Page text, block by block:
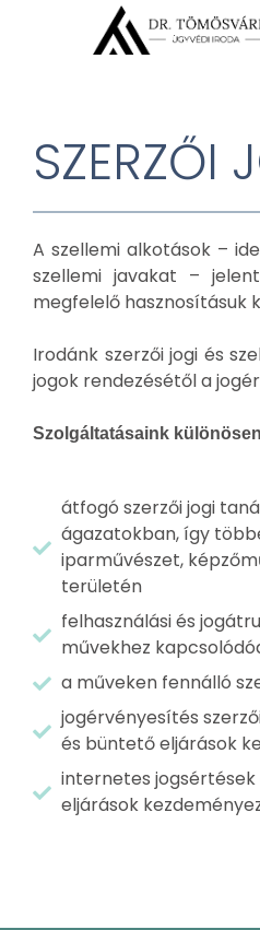
SZERZŐI
A szellemi alkotások –
szellemi javakat –
megfelelő hasznosításuk
Irodánk szerzői jogi és
jogok rendezésétől a
Szolgáltatásaink
átfogó szerzői jogi
ágazatokban, így
iparművészet,
területén
felhasználási és
művekhez
a műveken fennálló
jogérvényesítés
és büntető eljárások
internetes
eljárások